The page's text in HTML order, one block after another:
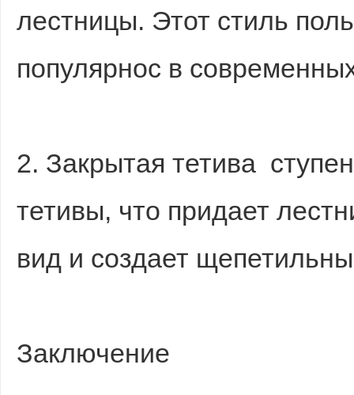
лестницы. Этот стиль
популярнос в
2. Закрытая тетива
тетивы, что придает
вид и создает
Заключение